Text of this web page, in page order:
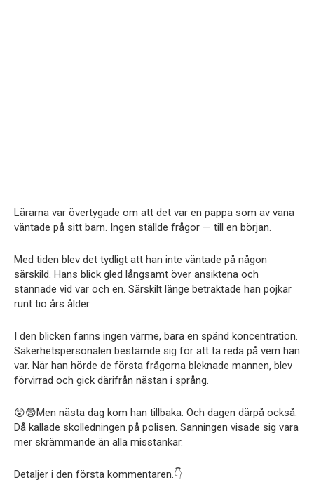
Lärarna var övertygade om att det var en pappa som av vana
väntade på sitt barn. Ingen ställde frågor — till en början.
Med tiden blev det tydligt att han inte väntade på någon
särskild. Hans blick gled långsamt över ansiktena och
stannade vid var och en. Särskilt länge betraktade han pojkar
runt tio års ålder.
I den blicken fanns ingen värme, bara en spänd koncentration.
Säkerhetspersonalen bestämde sig för att ta reda på vem han
var. När han hörde de första frågorna bleknade mannen, blev
förvirrad och gick därifrån nästan i språng.
😲😨Men nästa dag kom han tillbaka. Och dagen därpå också.
Då kallade skolledningen på polisen. Sanningen visade sig vara
mer skrämmande än alla misstankar.
Detaljer i den första kommentaren.👇